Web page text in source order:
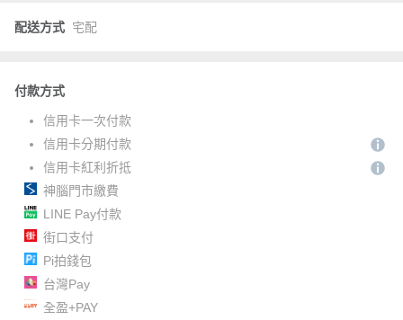
配送方式 宅配
付款方式
信用卡一次付款
信用卡分期付款
信用卡紅利折抵
神腦門市繳費
LINE Pay付款
街口支付
Pi拍錢包
台灣Pay
全盈+PAY